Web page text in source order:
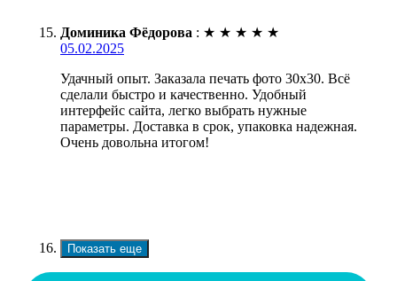
Доминика Фёдорова : ★ ★ ★ ★ ★
05.02.2025
Удачный опыт. Заказала печать фото 30х30. Всё
сделали быстро и качественно. Удобный
интерфейс сайта, легко выбрать нужные
параметры. Доставка в срок, упаковка надежная.
Очень довольна итогом!
Показать еще